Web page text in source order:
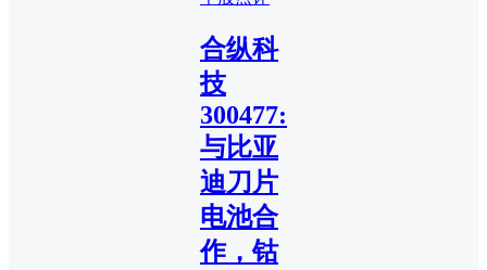
合纵科
技
300477:
与比亚
迪刀片
电池合
作，钴